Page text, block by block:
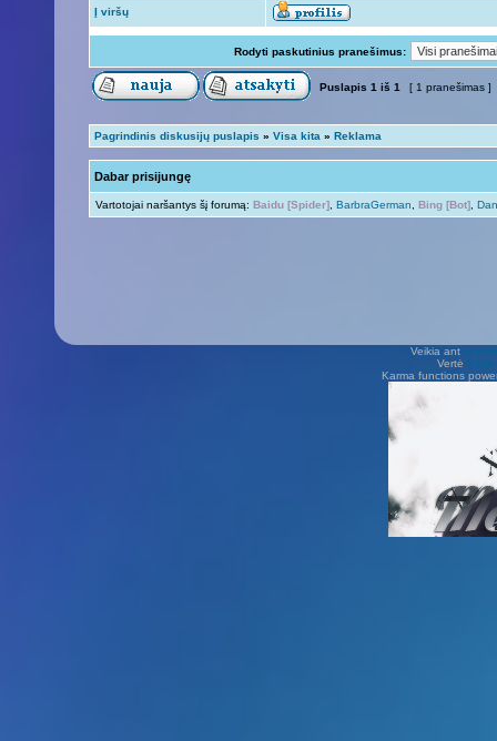
Į viršų
Rodyti paskutinius pranešimus:
Puslapis 1 iš 1 [ 1 pranešimas ]
Pagrindinis diskusijų puslapis » Visa kita » Reklama
Dabar prisijungę
Vartotojai naršantys šį forumą: Baidu [Spider] BarbraGerman Bing [Bot]
Veikia ant
Vertė Vilius
Karma functions